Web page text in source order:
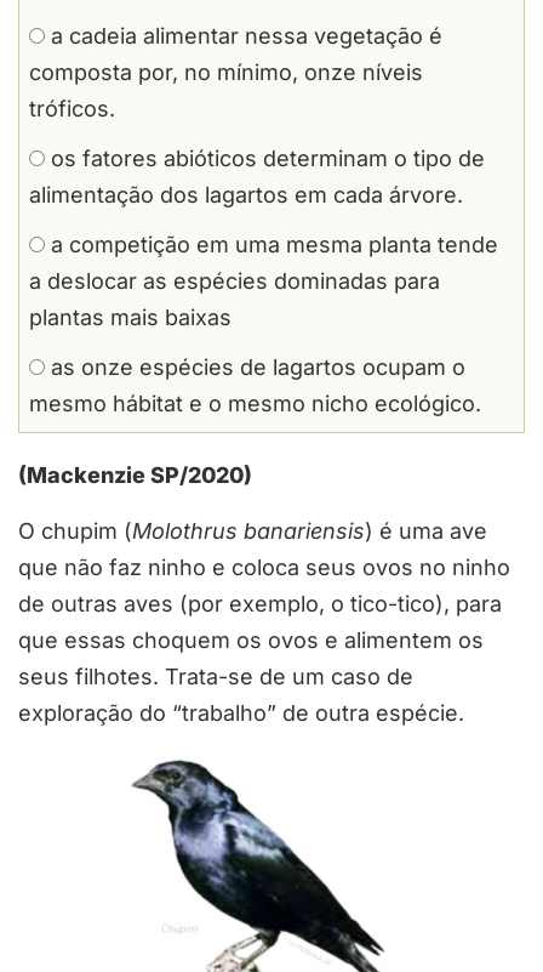
a cadeia alimentar nessa vegetação é
composta por, no mínimo, onze níveis
tróficos.
os fatores abióticos determinam o tipo de
alimentação dos lagartos em cada árvore.
a competição em uma mesma planta tende
a deslocar as espécies dominadas para
plantas mais baixas
as onze espécies de lagartos ocupam o
mesmo hábitat e o mesmo nicho ecológico.
(Mackenzie SP/2020)
O chupim (Molothrus banariensis) é uma ave
que não faz ninho e coloca seus ovos no ninho
de outras aves (por exemplo, o tico-tico), para
que essas choquem os ovos e alimentem os
seus filhotes. Trata-se de um caso de
exploração do “trabalho” de outra espécie.